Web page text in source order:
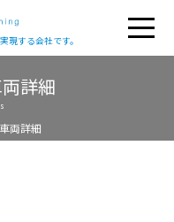
現する会社です。
両詳細
詳細